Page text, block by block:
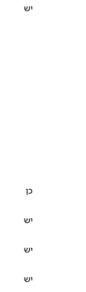
יש
כן
יש
יש
יש